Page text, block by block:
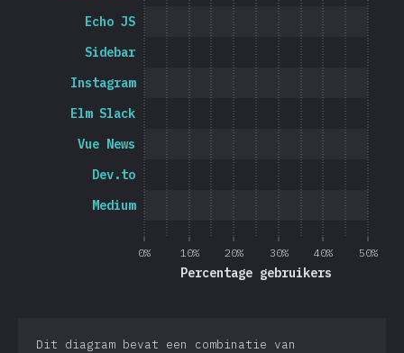
0% 10% 20% 30% 40% 50%
Percentage gebruikers
Medium
Dev.to
Vue News
Elm Slack
Instagram
Sidebar
Echo JS
Dit diagram bevat een combinatie van